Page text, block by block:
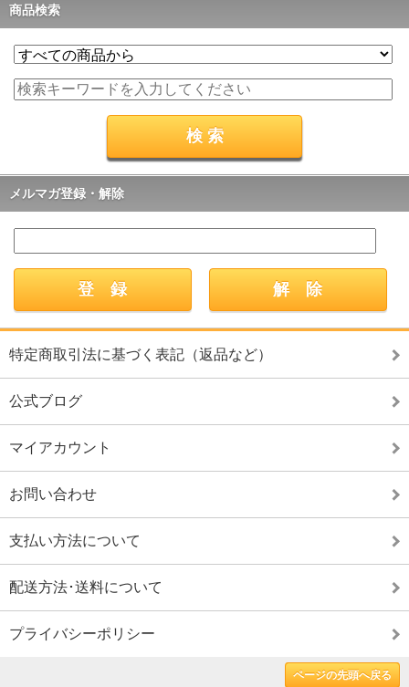
商品検索
メルマガ登録・解除
特定商取引法に基づく表記（返品など）
公式ブログ
マイアカウント
お問い合わせ
支払い方法について
配送方法･送料について
プライバシーポリシー
ページの先頭へ戻る